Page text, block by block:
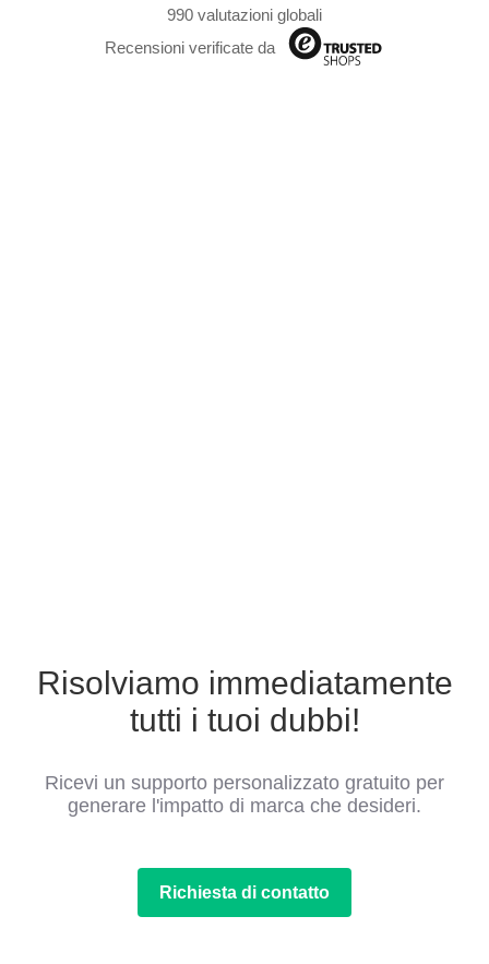
990 valutazioni globali
Recensioni verificate da
Risolviamo immediatamente
tutti i tuoi dubbi!
Ricevi un supporto personalizzato gratuito per
generare l'impatto di marca che desideri.
Richiesta di contatto